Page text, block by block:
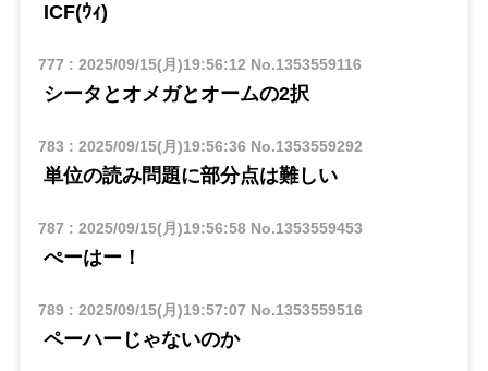
ICF(ｳｨ)
777 : 2025/09/15(月)19:56:12 No.1353559116
シータとオメガとオームの2択
783 : 2025/09/15(月)19:56:36 No.1353559292
単位の読み問題に部分点は難しい
787 : 2025/09/15(月)19:56:58No.1353559453
ぺーはー！
789: 2025/09/15(月)19:57:07 No.1353559516
ペーハーじゃないのか